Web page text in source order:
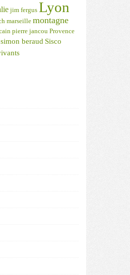
jim fergus Lyon
marseille montagne
pierre jancou Provence
simon beraud Sisco